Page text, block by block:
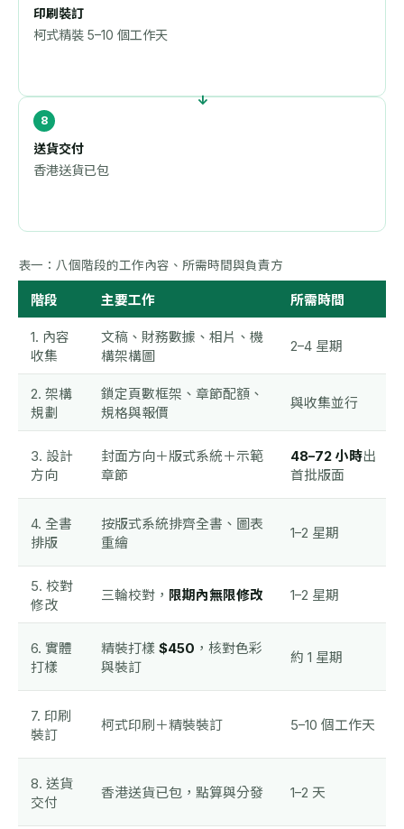
印刷裝訂
柯式精裝 5–10 個工作天
送貨交付
香港送貨已包
表一：八個階段的工作內容、所需時間與負責方
階段 主要工作 所需時間
1. 內容
收集
文稿、財務數據、相片、機
構架構圖
2–4 星期
2. 架構
規劃
鎖定頁數框架、章節配額、
規格與報價
與收集並行
3. 設計
方向
封面方向＋版式系統＋示範
章節
48–72 小時出
首批版面
4. 全書
排版
按版式系統排齊全書、圖表
重繪
1–2 星期
5. 校對
修改
三輪校對， 限期內無限修改 1–2 星期
6. 實體
打樣
精裝打樣 $450 ，核對色彩
與裝訂
約 1 星期
7. 印刷
裝訂
柯式印刷＋精裝裝訂 5–10 個工作天
8. 送貨
交付
香港送貨已包，點算與分發 1–2 天